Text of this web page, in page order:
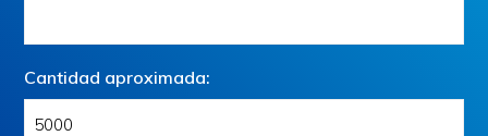
Cantidad aproximada: